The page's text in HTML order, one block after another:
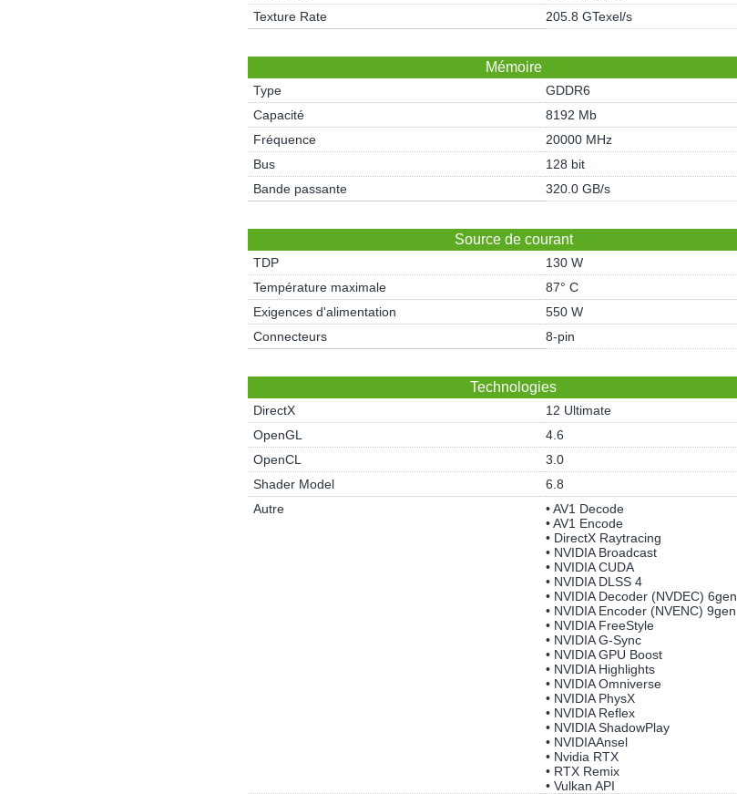
Texture Rate
205.8 GTexel/s
Mémoire
Type
GDDR6
Capacité
8192 Mb
Fréquence
20000 MHz
Bus
128 bit
Bande passante
320.0 GB/s
Source de courant
TDP
130 W
Température maximale
87° C
Exigences d'alimentation
550 W
Connecteurs
8-pin
Technologies
DirectX
12 Ultimate
OpenGL
4.6
OpenCL
3.0
Shader Model
6.8
Autre
• AV1 Decode
• AV1 Encode
• DirectX Raytracing
• NVIDIA Broadcast
• NVIDIA CUDA
• NVIDIA DLSS 4
• NVIDIA Decoder (NVDEC) 6gen
• NVIDIA Encoder (NVENC) 9gen
• NVIDIA FreeStyle
• NVIDIA G-Sync
• NVIDIA GPU Boost
• NVIDIA Highlights
• NVIDIA Omniverse
• NVIDIA PhysX
• NVIDIA Reflex
• NVIDIA ShadowPlay
• NVIDIAAnsel
• Nvidia RTX
• RTX Remix
• Vulkan API